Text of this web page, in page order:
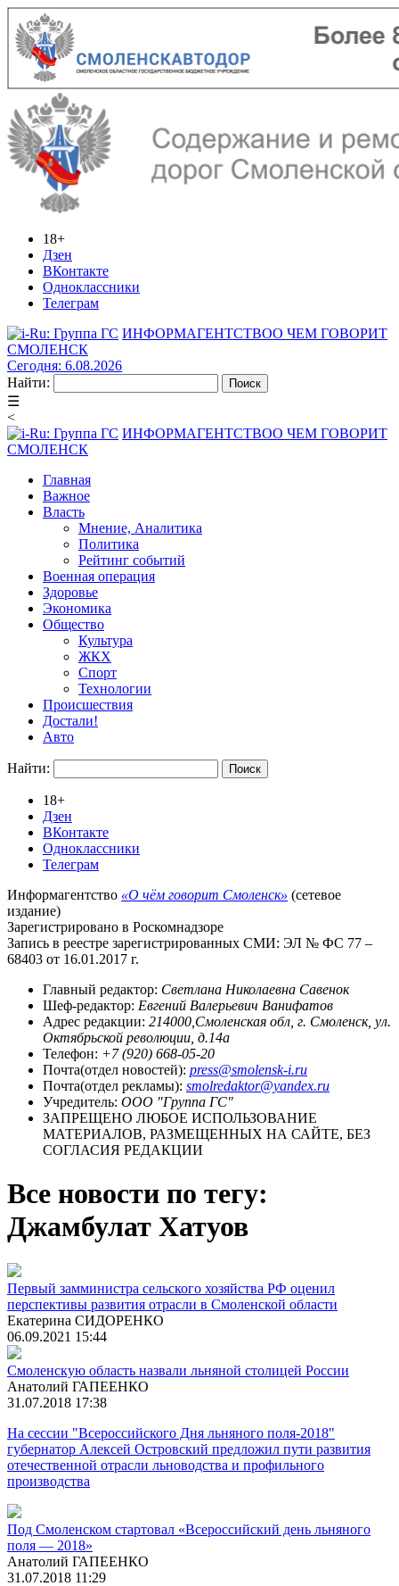
18+
Дзен
ВКонтакте
Одноклассники
Телеграм
ИНФОРМАГЕНТСТВОО ЧЕМ ГОВОРИТ
СМОЛЕНСК
Сегодня: 6.08.2026
Найти:
☰
<
ИНФОРМАГЕНТСТВОО ЧЕМ ГОВОРИТ
СМОЛЕНСК
Главная
Важное
Власть
Мнение, Аналитика
Политика
Рейтинг событий
Военная операция
Здоровье
Экономика
Общество
Культура
ЖКХ
Спорт
Технологии
Происшествия
Достали!
Авто
Найти:
18+
Дзен
ВКонтакте
Одноклассники
Телеграм
Информагентство «О чём говорит Смоленск» (сетевое
издание)
Зарегистрировано в Роскомнадзоре
Запись в реестре зарегистрированных СМИ: ЭЛ № ФС 77 –
68403 от 16.01.2017 г.
Главный редактор: Светлана Николаевна Савенок
Шеф-редактор: Евгений Валерьевич Ванифатов
Адрес редакции: 214000,Смоленская обл, г. Смоленск, ул.
Октябрьской революции, д.14а
Телефон: +7 (920) 668-05-20
Почта(отдел новостей): press@smolensk-i.ru
Почта(отдел рекламы): smolredaktor@yandex.ru
Учредитель: ООО "Группа ГС"
ЗАПРЕЩЕНО ЛЮБОЕ ИСПОЛЬЗОВАНИЕ
МАТЕРИАЛОВ, РАЗМЕЩЕННЫХ НА САЙТЕ, БЕЗ
СОГЛАСИЯ РЕДАКЦИИ
Все новости по тегу:
Джамбулат Хатуов
Первый замминистра сельского хозяйства РФ оценил
перспективы развития отрасли в Смоленской области
Екатерина СИДОРЕНКО
06.09.2021 15:44
Смоленскую область назвали льняной столицей России
Анатолий ГАПЕЕНКО
31.07.2018 17:38
На сессии "Всероссийского Дня льняного поля-2018"
губернатор Алексей Островский предложил пути развития
отечественной отрасли льноводства и профильного
производства
Под Смоленском стартовал «Всероссийский день льняного
поля — 2018»
Анатолий ГАПЕЕНКО
31.07.2018 11:29